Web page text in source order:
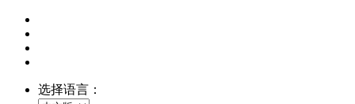
选择语言：